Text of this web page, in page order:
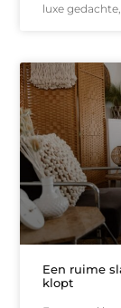
luxe
Een ruime
klopt